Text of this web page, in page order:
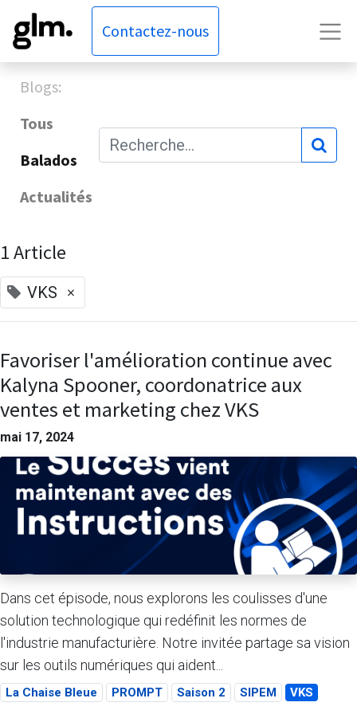
Contactez-nous
Blogs:
Tous
Balados
Actualités
1 Article
VKS ×
Favoriser l'amélioration continue avec
Kalyna Spooner, coordonatrice aux
ventes et marketing chez VKS
mai 17, 2024
Dans cet épisode, nous explorons les coulisses d'une
solution technologique qui redéfinit les normes de
l'industrie manufacturière. Notre invitée partage sa vision
sur les outils numériques qui aident...
La Chaise Bleue PROMPT Saison 2 SIPEM VKS